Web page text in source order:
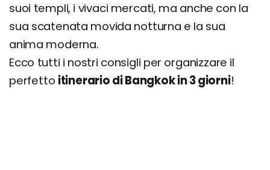
suoi templi, i vivaci mercati, ma anche con la
sua scatenata movida notturna e la sua
anima moderna.
Ecco tutti i nostri consigli per organizzare il
perfetto itinerario di Bangkok in 3 giorni!